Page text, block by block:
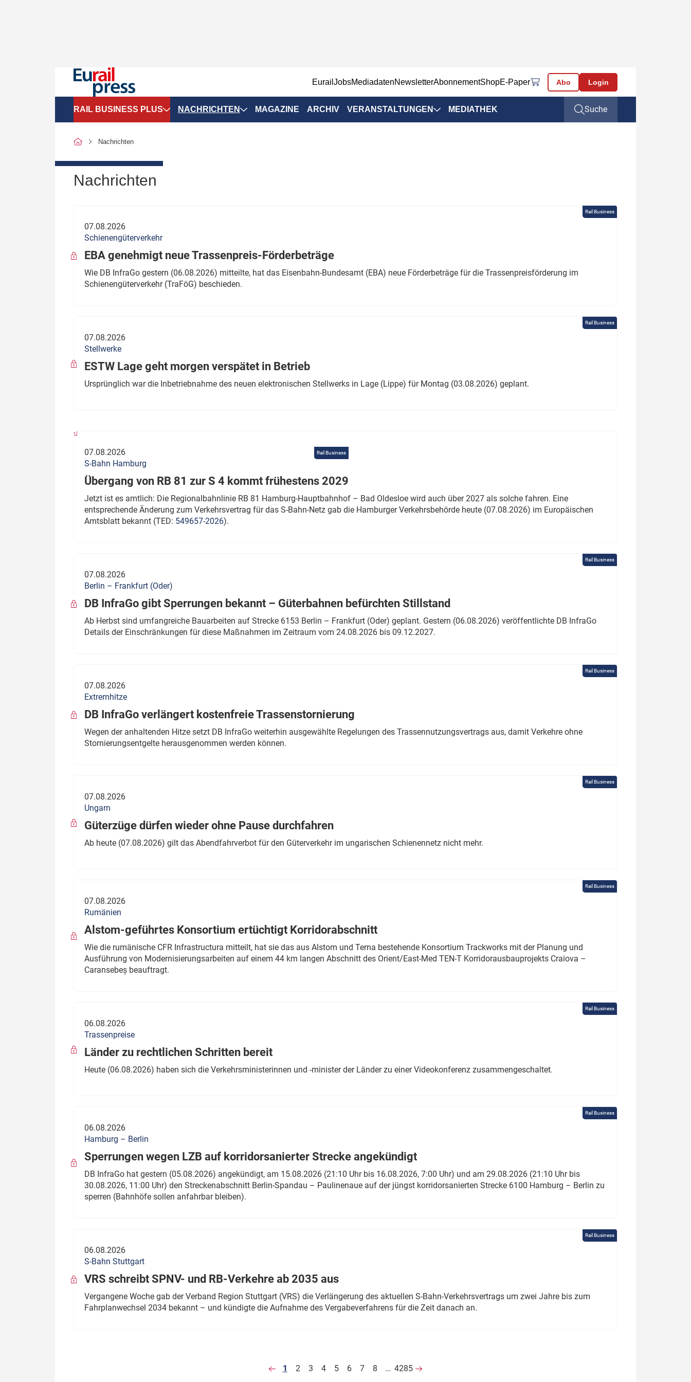
EurailJobsMediadatenNewsletterAbonnementShopE-Paper Abo Login
RAIL BUSINESS PLUS
SPNV-Marktdaten
Politik
Verbände: Wer spricht für
wen?
Thema des Monats
Dossier: Generalsanierung
Dossier: ETCS
NACHRICHTEN
Infrastruktur & Ausrüstung
ÖPNV
MAGAZINE ARCHIV VERANSTALTUNGEN MEDIATHEK Suche
Nachrichten
Nachrichten
Rail Business
07.08.2026
Schienengüterverkehr
EBA genehmigt neue Trassenpreis-Förderbeträge
Wie DB InfraGo gestern (06.08.2026) mitteilte, hat das Eisenbahn-Bundesamt (EBA) neue Förderbeträge für die Trassenpreisförderung im
Schienengüterverkehr (TraFöG) beschieden.
Rail Business
07.08.2026
Stellwerke
ESTW Lage geht morgen verspätet in Betrieb
Ursprünglich war die Inbetriebnahme des neuen elektronischen Stellwerks in Lage (Lippe) für Montag (03.08.2026) geplant.
Rail Business
07.08.2026
S-Bahn Hamburg
Übergang von RB 81 zur S 4 kommt frühestens 2029
Jetzt ist es amtlich: Die Regionalbahnlinie RB 81 Hamburg-Hauptbahnhof – Bad Oldesloe wird auch über 2027 als solche fahren. Eine
entsprechende Änderung zum Verkehrsvertrag für das S-Bahn-Netz gab die Hamburger Verkehrsbehörde heute (07.08.2026) im Europäischen
Amtsblatt bekannt (TED: 549657-2026).
Rail Business
07.08.2026
Berlin – Frankfurt (Oder)
DB InfraGo gibt Sperrungen bekannt – Güterbahnen befürchten Stillstand
Ab Herbst sind umfangreiche Bauarbeiten auf Strecke 6153 Berlin – Frankfurt (Oder) geplant. Gestern (06.08.2026) veröffentlichte DB InfraGo
Details der Einschränkungen für diese Maßnahmen im Zeitraum vom 24.08.2026 bis 09.12.2027.
Rail Business
07.08.2026
Extremhitze
DB InfraGo verlängert kostenfreie Trassenstornierung
Wegen der anhaltenden Hitze setzt DB InfraGo weiterhin ausgewählte Regelungen des Trassennutzungsvertrags aus, damit Verkehre ohne
Stornierungsentgelte herausgenommen werden können.
Rail Business
07.08.2026
Ungarn
Güterzüge dürfen wieder ohne Pause durchfahren
Ab heute (07.08.2026) gilt das Abendfahrverbot für den Güterverkehr im ungarischen Schienennetz nicht mehr.
Rail Business
07.08.2026
Rumänien
Alstom-geführtes Konsortium ertüchtigt Korridorabschnitt
Wie die rumänische CFR Infrastructura mitteilt, hat sie das aus Alstom und Terna bestehende Konsortium Trackworks mit der Planung und
Ausführung von Modernisierungsarbeiten auf einem 44 km langen Abschnitt des Orient/East-Med TEN-T Korridorausbauprojekts Craiova –
Caransebeș beauftragt.
Rail Business
06.08.2026
Trassenpreise
Länder zu rechtlichen Schritten bereit
Heute (06.08.2026) haben sich die Verkehrsministerinnen und -minister der Länder zu einer Videokonferenz zusammengeschaltet.
Rail Business
06.08.2026
Hamburg – Berlin
Sperrungen wegen LZB auf korridorsanierter Strecke angekündigt
DB InfraGo hat gestern (05.08.2026) angekündigt, am 15.08.2026 (21:10 Uhr bis 16.08.2026, 7:00 Uhr) und am 29.08.2026 (21:10 Uhr bis
30.08.2026, 11:00 Uhr) den Streckenabschnitt Berlin-Spandau – Paulinenaue auf der jüngst korridorsanierten Strecke 6100 Hamburg – Berlin zu
sperren (Bahnhöfe sollen anfahrbar bleiben).
Rail Business
06.08.2026
S-Bahn Stuttgart
VRS schreibt SPNV- und RB-Verkehre ab 2035 aus
Vergangene Woche gab der Verband Region Stuttgart (VRS) die Verlängerung des aktuellen S-Bahn-Verkehrsvertrags um zwei Jahre bis zum
Fahrplanwechsel 2034 bekannt – und kündigte die Aufnahme des Vergabeverfahrens für die Zeit danach an.
1 2 3 4 5 6 7 8 … 4285